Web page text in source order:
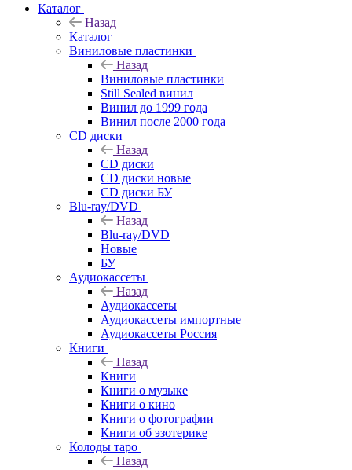
Каталог
Назад
Каталог
Виниловые пластинки
Назад
Виниловые пластинки
Still Sealed винил
Винил до 1999 года
Винил после 2000 года
CD диски
Назад
CD диски
CD диски новые
CD диски БУ
Blu-ray/DVD
Назад
Blu-ray/DVD
Новые
БУ
Аудиокассеты
Назад
Аудиокассеты
Аудиокассеты импортные
Аудиокассеты Россия
Книги
Назад
Книги
Книги о музыке
Книги о кино
Книги о фотографии
Книги об эзотерике
Колоды таро
Назад